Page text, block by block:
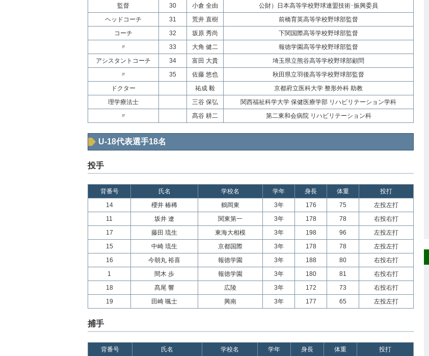
監督
30 小倉 全由
公財）日本高等学校野球連盟技術･振興委員
ヘッドコーチ
31 荒井 直樹
前橋育英高等学校野球部監督
コーチ
32 坂原 秀尚
下関国際高等学校野球部監督
〃
33 大角 健二
報徳学園高等学校野球部監督
アシスタントコーチ
34 富田 大貴
埼玉県立熊谷高等学校野球部顧問
〃
35 佐藤 悠也
秋田県立羽後高等学校野球部監督
ドクター
祐成 毅
京都府立医科大学 整形外科 助教
理学療法士
三谷 保弘
関西福祉科学大学 保健医療学部 リハビリテーション学科
〃
髙谷 耕二 第二東和会病院 リハビリテーション科
U-18代表選手18名
投手
背番号 氏名 学校名 学年 身長 体重
投打
14
櫻井 椿稀 鶴岡東 3年 176 75
左投左打
11
坂井 遼 関東第一 3年 178 78
右投右打
17
藤田 琉生 東海大相模 3年 198 96
左投左打
15
中崎 琉生 京都国際 3年 178 78
左投左打
16
今朝丸 裕喜 報徳学園 3年 188 80
右投右打
1
間木 歩 報徳学園 3年 180 81
右投右打
18
髙尾 響 広陵 3年 172 73
右投右打
19
田崎 颯士 興南 3年 177 65 左投左打
捕手
背番号 氏名 学校名 学年 身長 体重
投打